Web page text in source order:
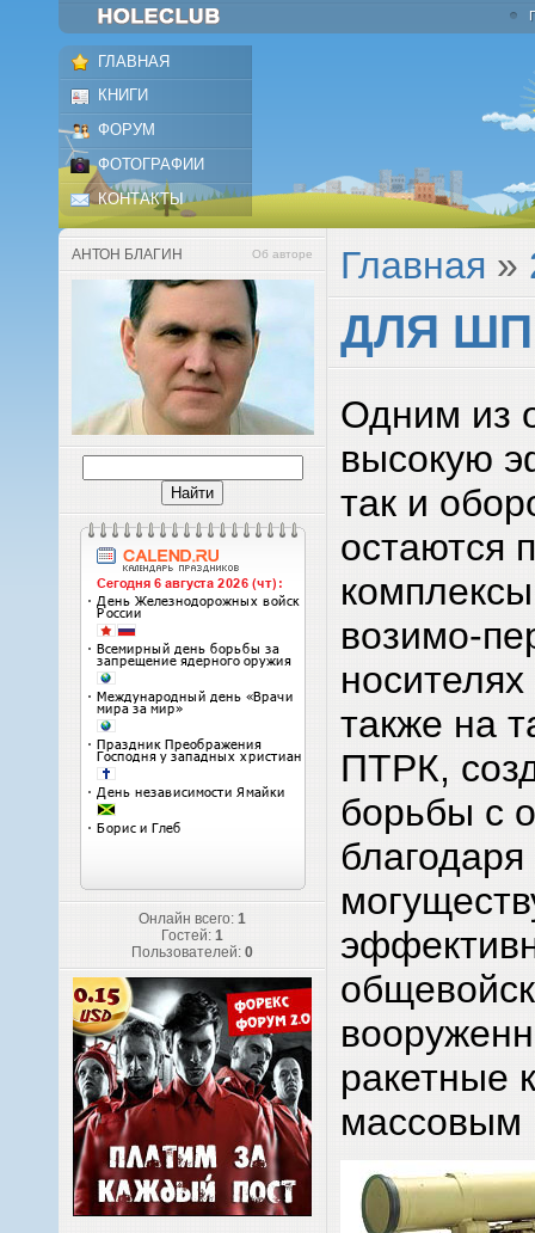
ГЛАВНАЯ
КНИГИ
ФОРУМ
ФОТОГРАФИИ
КОНТАКТЫ
АНТОН БЛАГИН Об авторе
Онлайн всего: 1
Гостей: 1
Пользователей: 0
Главная »
ДЛЯ
Одним из
высокую
так и
остаются
возимо-
также на
ПТРК,
борьбы с
ракетные
массовым